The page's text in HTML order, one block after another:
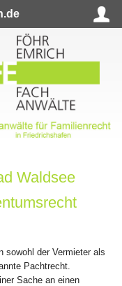
Waldsee
sowohl der Vermieter als
Pachtrecht.
Sache an einen